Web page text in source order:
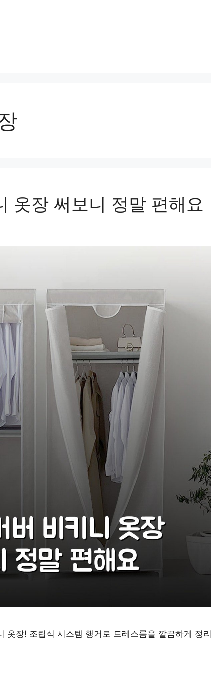
옷장 써보니 정말 편해요
옷장! 조립식 시스템 행거로 드레스룸을 깔끔하게 정리